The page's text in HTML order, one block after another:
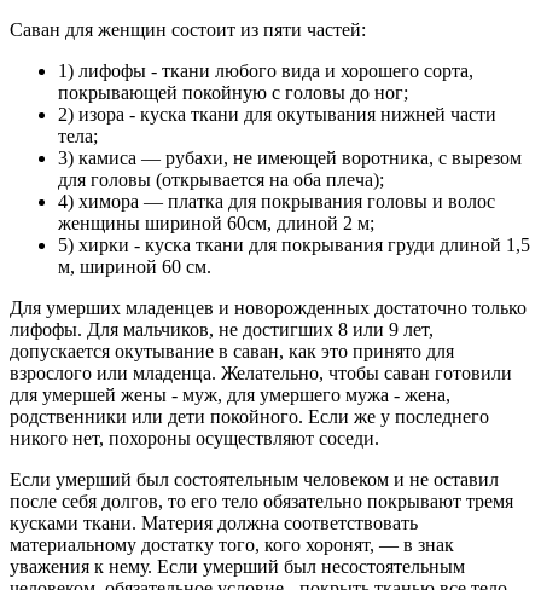
Саван для женщин состоит из пяти частей:
1) лифофы - ткани любого вида и хорошего сорта,
покрывающей покойную с головы до ног;
2) изора - куска ткани для окутывания нижней части
тела;
3) камиса — рубахи, не имеющей воротника, с вырезом
для головы (открывается на оба плеча);
4) химора — платка для покрывания головы и волос
женщины шириной 60см, длиной 2 м;
5) хирки - куска ткани для покрывания груди длиной 1,5
м, шириной 60 см.
Для умерших младенцев и новорожденных достаточно только
лифофы. Для мальчиков, не достигших 8 или 9 лет,
допускается окутывание в саван, как это принято для
взрослого или младенца. Желательно, чтобы саван готовили
для умершей жены - муж, для умершего мужа - жена,
родственники или дети покойного. Если же у последнего
никого нет, похороны осуществляют соседи.
Если умерший был состоятельным человеком и не оставил
после себя долгов, то его тело обязательно покрывают тремя
кусками ткани. Материя должна соответствовать
материальному достатку того, кого хоронят, — в знак
уважения к нему. Если умерший был несостоятельным